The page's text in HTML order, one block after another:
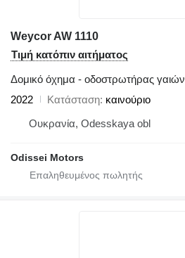
Weycor AW 1110
Τιμή κατόπιν αιτήματος
Δομικό όχημα - οδοστρωτήρας γαιών
2022
Κατάσταση καινούριο
Ουκρανία, Odesskaya obl
Odissei Motors